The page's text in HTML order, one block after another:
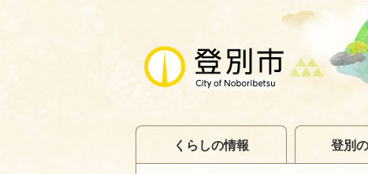
くらしの情報 登別